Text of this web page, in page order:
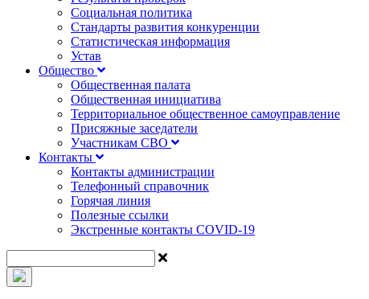
Социальная политика
Стандарты развития конкуренции
Статистическая информация
Устав
Общество
Общественная палата
Общественная инициатива
Территориальное общественное самоуправление
Присяжные заседатели
Участникам СВО
Контакты
Контакты администрации
Телефонный справочник
Горячая линия
Полезные ссылки
Экстренные контакты COVID-19